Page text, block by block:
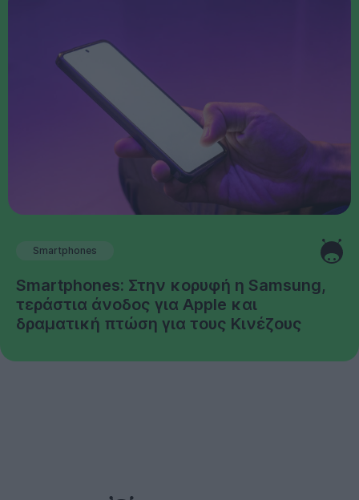
Smartphones
Smartphones: Στην κορυφή η Samsung,
τεράστια άνοδος για Apple και
δραματική πτώση για τους Κινέζους